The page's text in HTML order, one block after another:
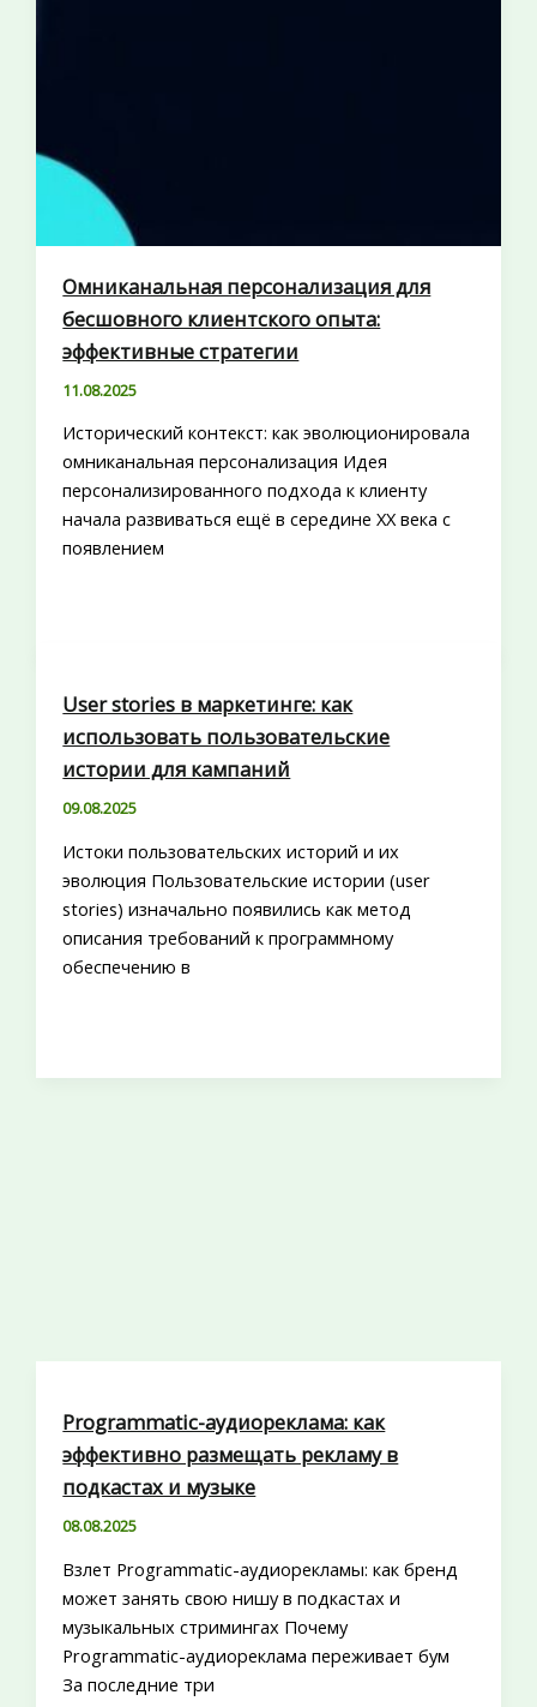
Омниканальная персонализация для
бесшовного клиентского опыта:
эффективные стратегии
11.08.2025
Исторический контекст: как эволюционировала
омниканальная персонализация Идея
персонализированного подхода к клиенту
начала развиваться ещё в середине XX века с
появлением
User stories в маркетинге: как
использовать пользовательские
истории для кампаний
09.08.2025
Истоки пользовательских историй и их
эволюция Пользовательские истории (user
stories) изначально появились как метод
описания требований к программному
обеспечению в
Programmatic-аудиореклама: как
эффективно размещать рекламу в
подкастах и музыке
08.08.2025
Взлет Programmatic-аудиорекламы: как бренд
может занять свою нишу в подкастах и
музыкальных стримингах Почему
Programmatic-аудиореклама переживает бум
За последние три